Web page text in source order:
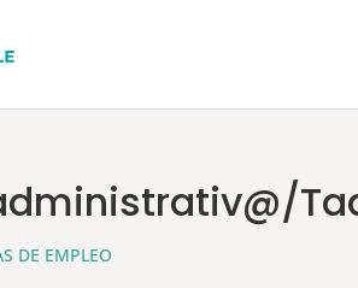
DE EMPLEO